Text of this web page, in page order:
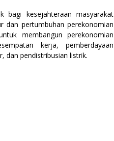
bagi kesejahteraan masyarakat
dan pertumbuhan perekonomian
membangun perekonomian
kerja, pemberdayaan
dan pendistribusian listrik.